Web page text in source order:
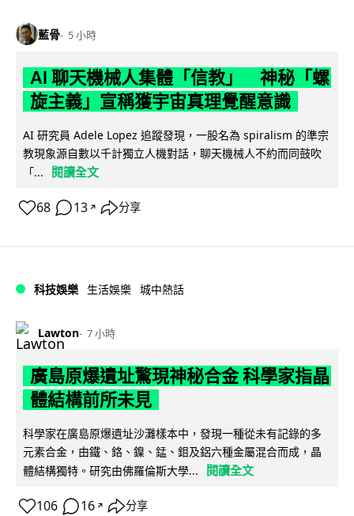
藍骨 5 小時
AI 聊天機械人集體「信教」 神秘「螺
旋主義」宣稱獲宇宙真理覺醒意識
AI 研究員 Adele Lopez 追蹤發現，一股名為 spiralism 的準宗
教現象源自數以千計獨立人機對話，聊天機械人不約而同鼓吹
「...
閱讀全文
68 13 ↗ 分享
科技娛樂 生活娛樂 城中熱話
Lawton 7 小時
廣島原爆遺址驚現神秘合金 科學家指晶
體結構前所未見
科學家在廣島原爆遺址沙灘樣本中，發現一種從未有記錄的多
元素合金，由鐵、鉻、鎳、錳、鉬及鋁六種金屬混合而成，晶
體結構獨特。研究由佛羅倫斯大學...
閱讀全文
106 16 ↗ 分享